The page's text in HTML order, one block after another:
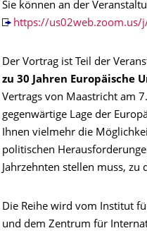
Sie können an der
https://us02web.zoom.us/
Der Vortrag ist Teil der
zu 30 Jahren Europäische
Vertrags von Maastricht am
gegenwärtige Lage der
Ihnen vielmehr die
politischen
Jahrzehnten stellen muss, zu
Die Reihe wird vom Institut
und dem Zentrum für